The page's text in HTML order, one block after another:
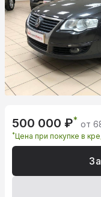
500 000 ₽* от
*Цена при покупке в